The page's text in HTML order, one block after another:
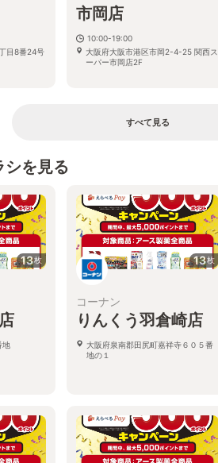
目8番24号
市岡店
10:00-19:00
大阪府大阪市港区市岡2-4-25 関西ス
ーパー市岡店2F
すべて見る
シを見る
13枚
地
13枚
コーナン
りんくう羽倉崎店
大阪府泉南郡田尻町嘉祥寺６０５番
地の１